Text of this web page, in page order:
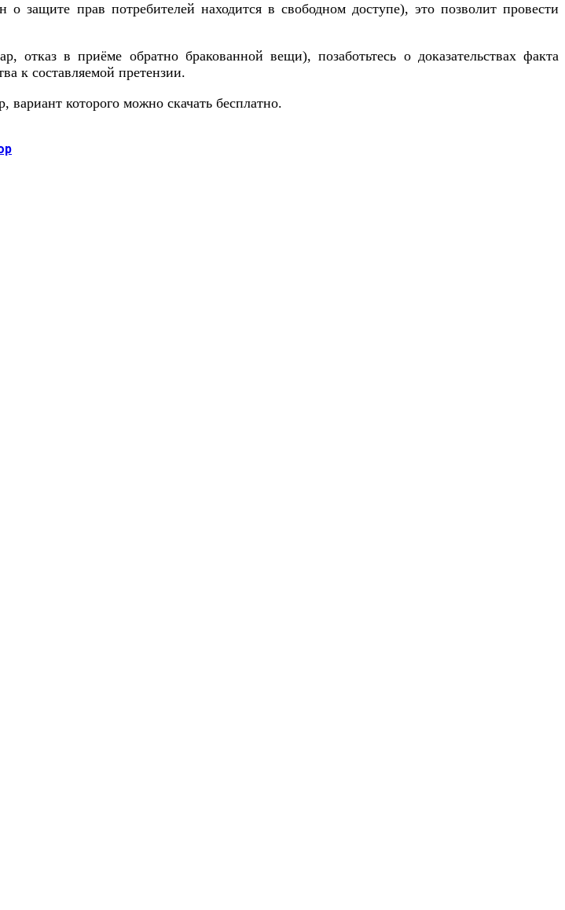
защите прав потребителей находится в свободном доступе), это позволит провести
отказ в приёме обратно бракованной вещи), позаботьтесь о доказательствах факта
к составляемой претензии.
которого можно скачать бесплатно.